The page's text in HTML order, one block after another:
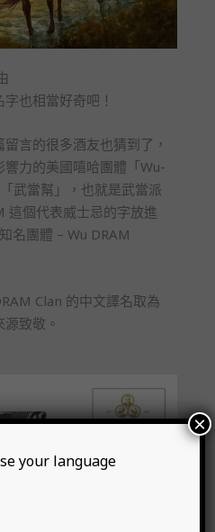
也相當好奇吧！
言的很多酒友也猜到了，
力的美國嘻哈團體「Wu-
武當幫」，也就是武當派
這個代表威士忌的字放進
名團體 – Wu DRAM
Clan 的中文譯名取為
源致敬。
your language
×